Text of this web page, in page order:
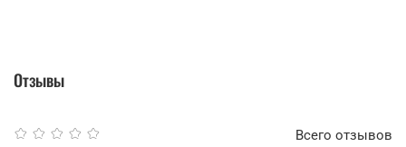
Отзывы
Всего отзывов